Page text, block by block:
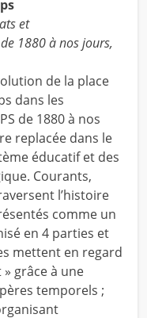
et
1880 à nos jours,
de la place
dans les
de 1880 à nos
replacée dans le
éducatif et des
Courants,
l’histoire
comme un
en 4 parties et
mettent en regard
grâce à une
temporels ;